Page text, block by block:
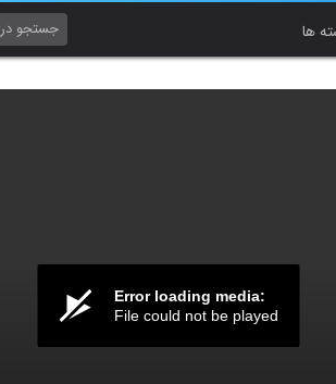
ها
Error loading media:
File could not be played